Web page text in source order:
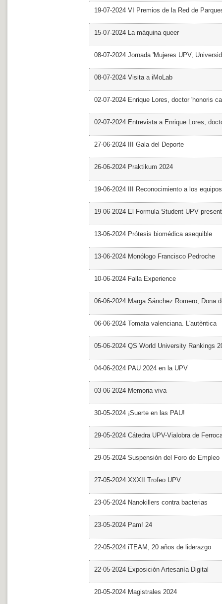
19-07-2024 VI Premios de la Red de
15-07-2024 La máquina queer
08-07-2024 Jornada 'Mujeres UPV,
08-07-2024 Visita a iMoLab
02-07-2024 Enrique Lores, doctor 'honoris
02-07-2024 Entrevista a Enrique Lores,
27-06-2024 III Gala del Deporte
26-06-2024 Praktikum 2024
19-06-2024 III Reconocimiento a los
19-06-2024 El Formula Student UPV
13-06-2024 Prótesis biomédica asequible
13-06-2024 Monólogo Francisco Pedroche
10-06-2024 Falla Experience
06-06-2024 Marga Sánchez Romero, Dona
06-06-2024 Tomata valenciana. L'autèntica
05-06-2024 QS World University Rankings
04-06-2024 PAU 2024 en la UPV
03-06-2024 Memoria viva
30-05-2024 ¡Suerte en las PAU!
29-05-2024 Cátedra UPV-Vialobra de
29-05-2024 Suspensión del Foro de Empleo
27-05-2024 XXXII Trofeo UPV
23-05-2024 Nanokillers contra bacterias
23-05-2024 Pam! 24
22-05-2024 iTEAM, 20 años de liderazgo
22-05-2024 Exposición Artesanía Digital
20-05-2024 Magistrales 2024